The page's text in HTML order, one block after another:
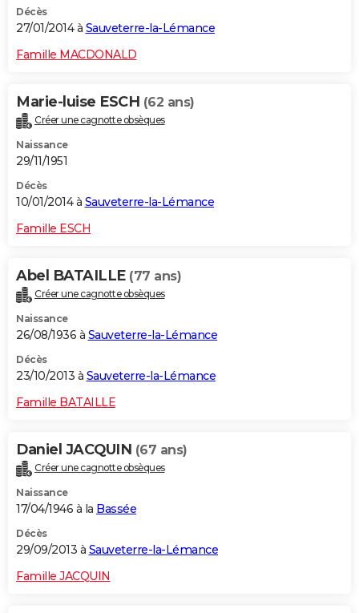
Décès
27/01/2014 à Sauveterre-la-Lémance
Famille MACDONALD
Marie-luise ESCH (62 ans)
Créer une cagnotte obsèques
Naissance
29/11/1951
Décès
10/01/2014 à Sauveterre-la-Lémance
Famille ESCH
Abel BATAILLE (77 ans)
Créer une cagnotte obsèques
Naissance
26/08/1936 à Sauveterre-la-Lémance
Décès
23/10/2013 à Sauveterre-la-Lémance
Famille BATAILLE
Daniel JACQUIN (67 ans)
Créer une cagnotte obsèques
Naissance
17/04/1946 à la Bassée
Décès
29/09/2013 à Sauveterre-la-Lémance
Famille JACQUIN